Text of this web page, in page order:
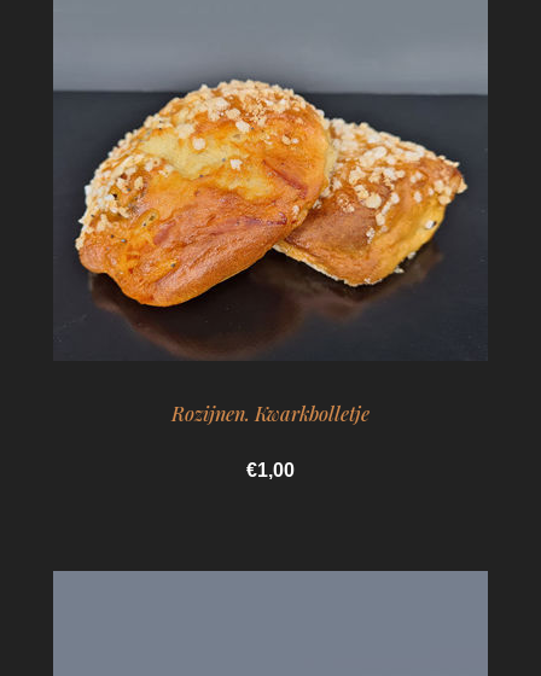
Rozijnen. Kwarkbolletje
€1,00